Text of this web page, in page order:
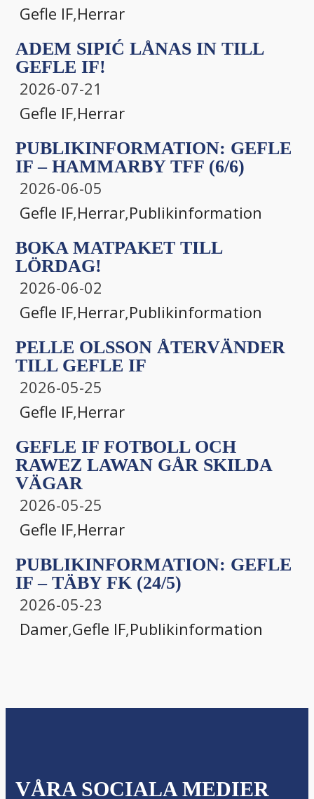
Gefle IF,Herrar
ADEM SIPIĆ LÅNAS IN TILL
GEFLE IF!
2026-07-21
Gefle IF,Herrar
PUBLIKINFORMATION: GEFLE
IF – HAMMARBY TFF (6/6)
2026-06-05
Gefle IF,Herrar,Publikinformation
BOKA MATPAKET TILL
LÖRDAG!
2026-06-02
Gefle IF,Herrar,Publikinformation
PELLE OLSSON ÅTERVÄNDER
TILL GEFLE IF
2026-05-25
Gefle IF,Herrar
GEFLE IF FOTBOLL OCH
RAWEZ LAWAN GÅR SKILDA
VÄGAR
2026-05-25
Gefle IF,Herrar
PUBLIKINFORMATION: GEFLE
IF – TÄBY FK (24/5)
2026-05-23
Damer,Gefle IF,Publikinformation
VÅRA SOCIALA MEDIER